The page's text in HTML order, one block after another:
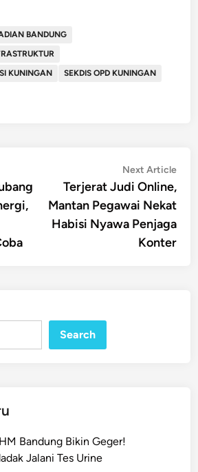
BANDUNG
KUNINGAN
SEKDIS OPD KUNINGAN
Next Article
Terjerat Judi Online,
Mantan Pegawai Nekat
Habisi Nyawa Penjaga
Konter
Search
Bandung Bikin Geger!
Jalani Tes Urine